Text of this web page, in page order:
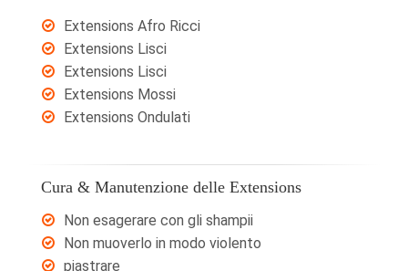
Extensions Afro Ricci
Extensions Lisci
Extensions Lisci
Extensions Mossi
Extensions Ondulati
Cura & Manutenzione delle Extensions
Non esagerare con gli shampii
Non muoverlo in modo violento
piastrare